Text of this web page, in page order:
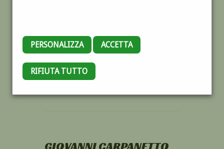
PERSONALIZZA ACCETTA
RIFIUTA TUTTO
GIOVANNI CARPANETTO